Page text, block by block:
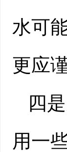
水可
更应
四
用一